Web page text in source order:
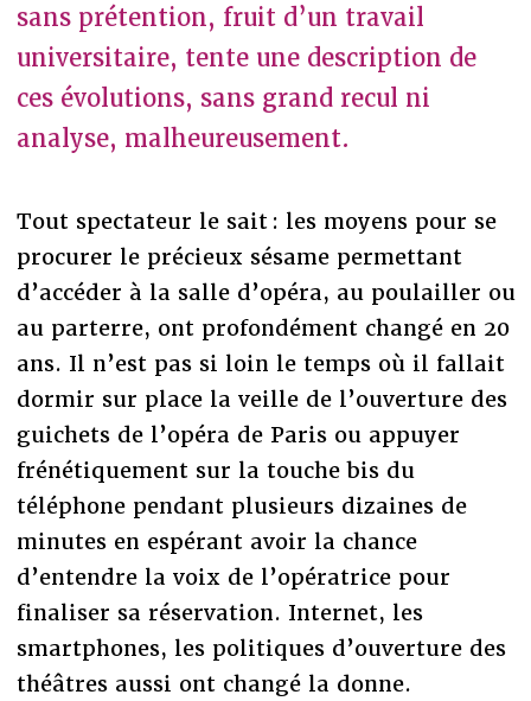
sans prétention, fruit d’un travail
universitaire, tente une description de
ces évolutions, sans grand recul ni
analyse, malheureusement.
Tout spectateur le sait : les moyens pour se
procurer le précieux sésame permettant
d’accéder à la salle d’opéra, au poulailler ou
au parterre, ont profondément changé en 20
ans. Il n’est pas si loin le temps où il fallait
dormir sur place la veille de l’ouverture des
guichets de l’opéra de Paris ou appuyer
frénétiquement sur la touche bis du
téléphone pendant plusieurs dizaines de
minutes en espérant avoir la chance
d’entendre la voix de l’opératrice pour
finaliser sa réservation. Internet, les
smartphones, les politiques d’ouverture des
théâtres aussi ont changé la donne.